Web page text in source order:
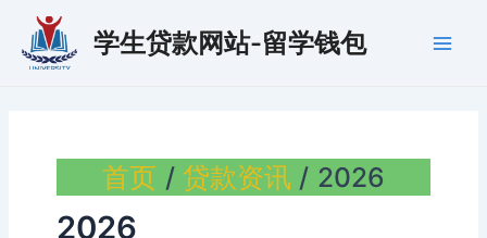
学生贷款网站-留学钱包
首页 贷款资讯 2026
2026